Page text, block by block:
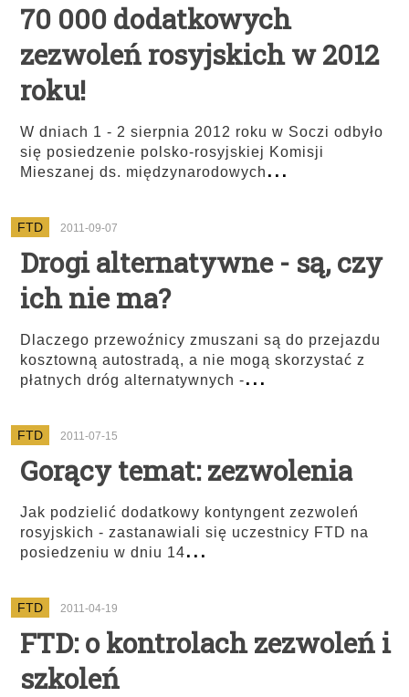
70 000 dodatkowych
zezwoleń rosyjskich w 2012
roku!
W dniach 1 - 2 sierpnia 2012 roku w Soczi odbyło
się posiedzenie polsko-rosyjskiej Komisji
Mieszanej ds. międzynarodowych ...
FTD 2011-09-07
Drogi alternatywne - są, czy
ich nie ma?
Dlaczego przewoźnicy zmuszani są do przejazdu
kosztowną autostradą, a nie mogą skorzystać z
płatnych dróg alternatywnych -...
FTD 2011-07-15
Gorący temat: zezwolenia
Jak podzielić dodatkowy kontyngent zezwoleń
rosyjskich - zastanawiali się uczestnicy FTD na
posiedzeniu w dniu 14...
FTD 2011-04-19
FTD: o kontrolach zezwoleń i
szkoleń